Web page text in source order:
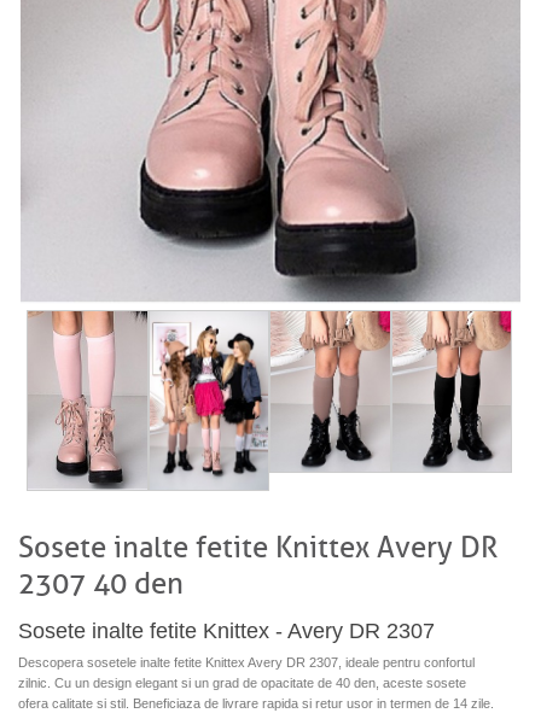
Sosete inalte fetite Knittex Avery DR
2307 40 den
Sosete inalte fetite Knittex - Avery DR 2307
Descopera sosetele inalte fetite Knittex Avery DR 2307, ideale pentru confortul
zilnic. Cu un design elegant si un grad de opacitate de 40 den, aceste sosete
ofera calitate si stil. Beneficiaza de livrare rapida si retur usor in termen de 14 zile.